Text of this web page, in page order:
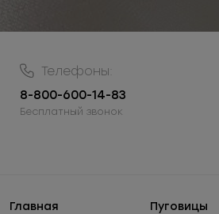
Телефоны:
8-800-600-14-83
Бесплатный звонок
Главная Пуговицы